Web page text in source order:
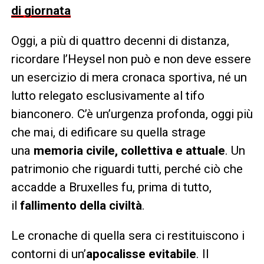
di giornata
Oggi, a più di quattro decenni di distanza,
ricordare l’Heysel non può e non deve essere
un esercizio di mera cronaca sportiva, né un
lutto relegato esclusivamente al tifo
bianconero. C’è un’urgenza profonda, oggi più
che mai, di edificare su quella strage
una memoria civile, collettiva e attuale. Un
patrimonio che riguardi tutti, perché ciò che
accadde a Bruxelles fu, prima di tutto,
il fallimento della civiltà.
Le cronache di quella sera ci restituiscono i
contorni di un’apocalisse evitabile. Il